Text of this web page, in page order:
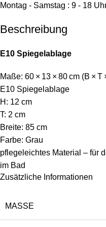
Montag - Samstag : 9 - 18
Beschreibung
E10 Spiegelablage
Maße: 60 × 13 × 80 cm (B × T
E10 Spiegelablage
H: 12 cm
T: 2 cm
Breite: 85 cm
Farbe: Grau
pflegeleichtes Material – für
im Bad
Zusätzliche Informationen
MASSE